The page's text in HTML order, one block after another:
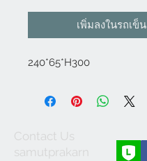
เพิ่มลงในรถเข็น
240*65*H300
Contact Us
samutprakarn